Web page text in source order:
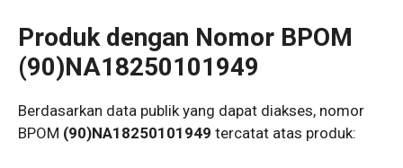
Produk dengan Nomor BPOM
(90)NA18250101949
Berdasarkan data publik yang dapat diakses, nomor
BPOM (90)NA18250101949 tercatat atas produk: